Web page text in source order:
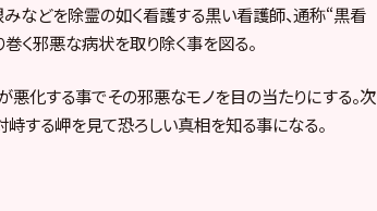
などを除霊の如く看護する黒い看護師、通称“黒看
巻く邪悪な病状を取り除く事を図る。
化する事でその邪悪なモノを目の当たりにする。次
する岬を見て恐ろしい真相を知る事になる。